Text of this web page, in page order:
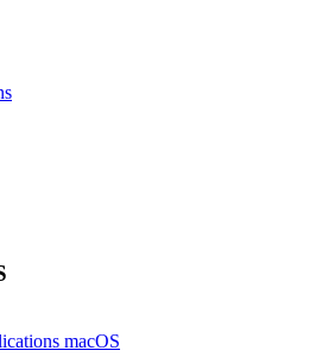
macOS